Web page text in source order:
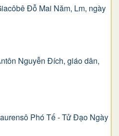
Ðỗ Mai Năm, Lm, ngày
Nguyễn Ðích, giáo dân,
Phó Tế - Tử Đạo Ngày